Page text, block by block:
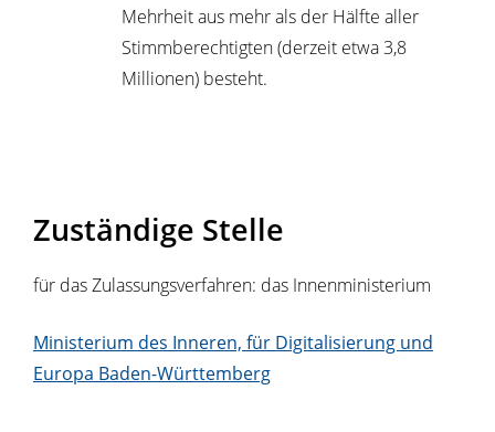
Mehrheit aus mehr als der Hälfte aller
Stimmberechtigten (derzeit etwa 3,8
Millionen) besteht.
Zuständige Stelle
für das Zulassungsverfahren: das Innenministerium
Ministerium des Inneren, für Digitalisierung und
Europa Baden-Württemberg